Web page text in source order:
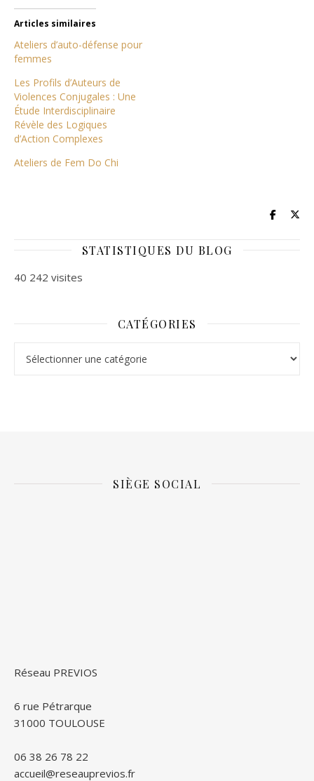
Articles similaires
Ateliers d’auto-défense pour
femmes
Les Profils d’Auteurs de
Violences Conjugales : Une
Étude Interdisciplinaire
Révèle des Logiques
d’Action Complexes
Ateliers de Fem Do Chi
STATISTIQUES DU BLOG
40 242 visites
CATÉGORIES
SIÈGE SOCIAL
Réseau PREVIOS
6 rue Pétrarque
31000 TOULOUSE
06 38 26 78 22
accueil@reseauprevios.fr